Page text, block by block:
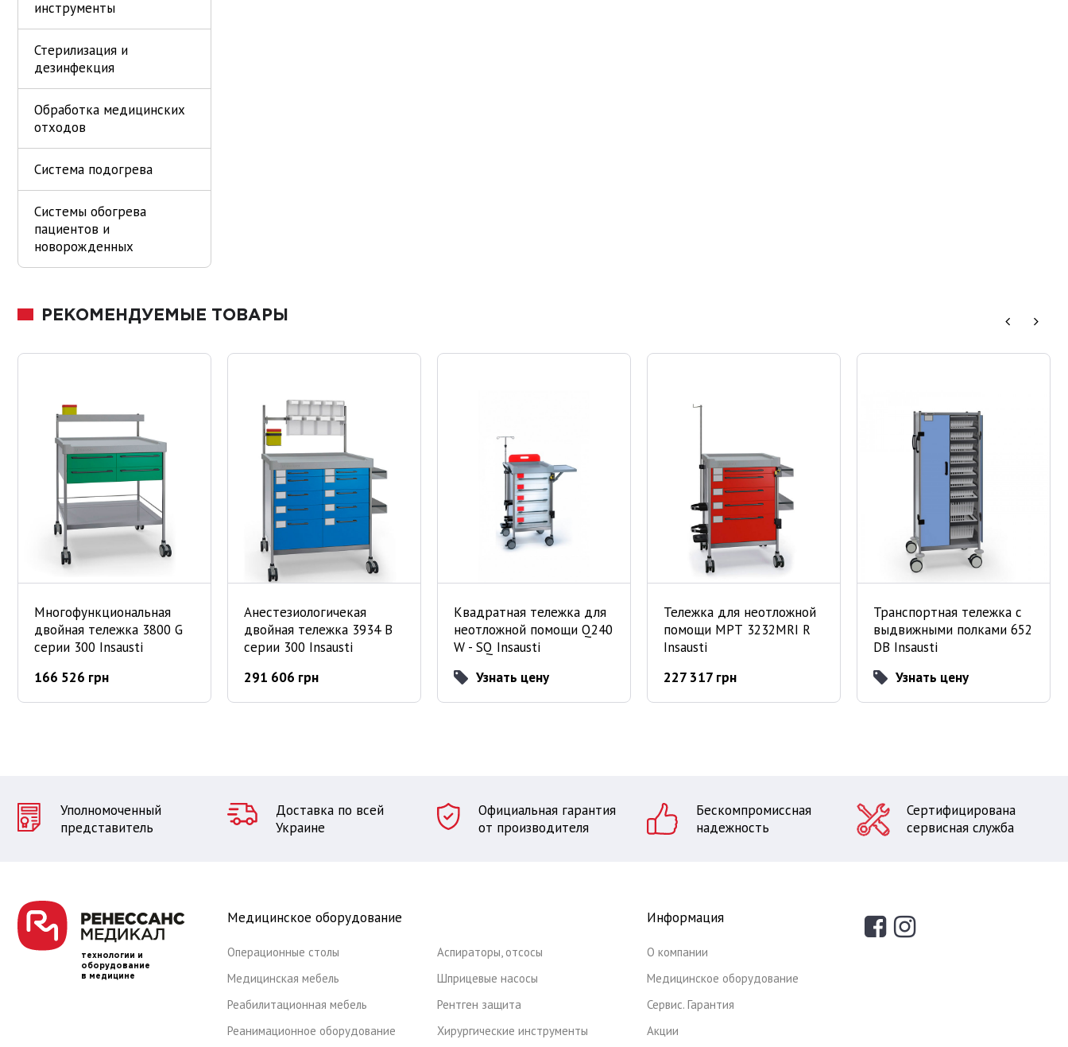
инструменты
Стерилизация и
дезинфекция
Обработка медицинских
отходов
Система подогрева
Системы обогрева
пациентов и
новорожденных
РЕКОМЕНДУЕМЫЕ ТОВАРЫ
Многофункциональная
двойная тележка 3800 G
серии 300 Insausti
166 526 грн
Анестезиологичекая
двойная тележка 3934 B
серии 300 Insausti
291 606 грн
Квадратная тележка для
неотложной помощи Q240
W - SQ Insausti
Узнать цену
Тележка для неотложной
помощи МРТ 3232MRI R
Insausti
227 317 грн
Транспортная тележка с
выдвижными полками 652
DB Insausti
Узнать цену
Уполномоченный
представитель
Доставка по всей
Украине
Официальная гарантия
от производителя
Бескомпромиссная
надежность
Сертифицирована
сервисная служба
технологии и
оборудование
в медицине
Медицинское оборудование
Операционные столы
Медицинская мебель
Реабилитационная мебель
Реанимационное оборудование
Аспираторы, отсосы
Шприцевые насосы
Рентген защита
Хирургические инструменты
Информация
О компании
Медицинское оборудование
Сервис. Гарантия
Акции